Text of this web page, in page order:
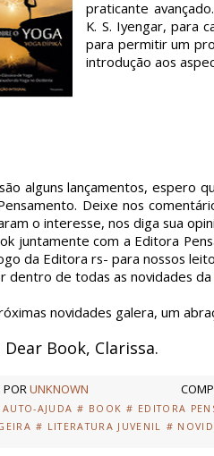
praticante
K. S. Iyengar, para
para permitir um
introdução aos
alguns lançamentos, espero
Deixe nos
o interesse, nos diga sua
juntamente com a Editora
da Editora rs- para nossos
dentro de todas as novidades da
novidades galera, um
Dear Book, Clarissa.
PORUNKNOWN
AJUDA # BOOK # EDITORA
# LITERATURA JUVENIL #